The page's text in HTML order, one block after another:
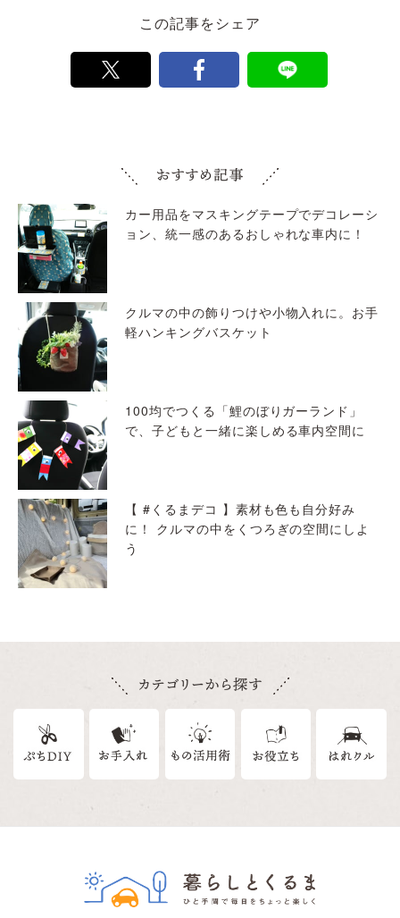
この記事をシェア
カー用品をマスキングテープでデコレーシ
ョン、統一感のあるおしゃれな車内に！
クルマの中の飾りつけや小物入れに。お手
軽ハンキングバスケット
100均でつくる「鯉のぼりガーランド」
で、子どもと一緒に楽しめる車内空間に
【 #くるまデコ 】素材も色も自分好み
に！ クルマの中をくつろぎの空間にしよ
う